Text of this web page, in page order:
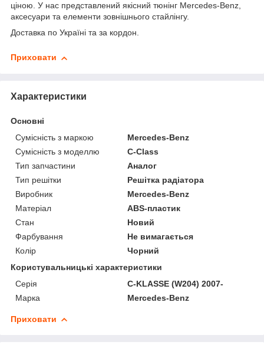
ціною. У нас представлений якісний тюнінг Mercedes-Benz,
аксесуари та елементи зовнішнього стайлінгу.
Доставка по Україні та за кордон.
Приховати
Характеристики
Основні
Сумісність з маркою
Mercedes-Benz
Сумісність з моделлю
C-Class
Тип запчастини
Аналог
Тип решітки
Решітка радіатора
Виробник
Mercedes-Benz
Матеріал
ABS-пластик
Стан
Новий
Фарбування
Не вимагається
Колір
Чорний
Користувальницькі характеристики
Серія
C-KLASSE (W204) 2007-
Марка
Mercedes-Benz
Приховати